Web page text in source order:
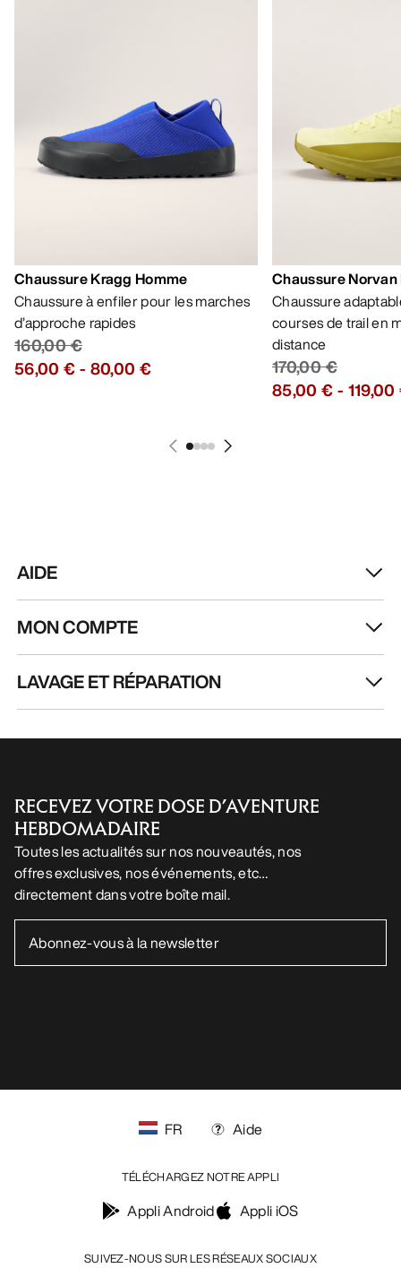
Chaussure Kragg Homme
Chaussure à enfiler pour les marches
d’approche rapides
160,00 €
56,00 €- 80,00 €
Chaussure
Chaussure
courses de trail en
distance
170,00 €
85,00 €-
AIDE
MON COMPTE
LAVAGE ET RÉPARATION
RECEVEZ VOTRE DOSE D’AVENTURE
HEBDOMADAIRE
Toutes les actualités sur nos nouveautés, nos
offres exclusives, nos événements, etc…
directement dans votre boîte mail.
SUIVEZ-NOUS SUR LES RÉSEAUX SOCIAUX
FR Aide
TÉLÉCHARGEZ NOTRE APPLI
Appli Android Appli iOS